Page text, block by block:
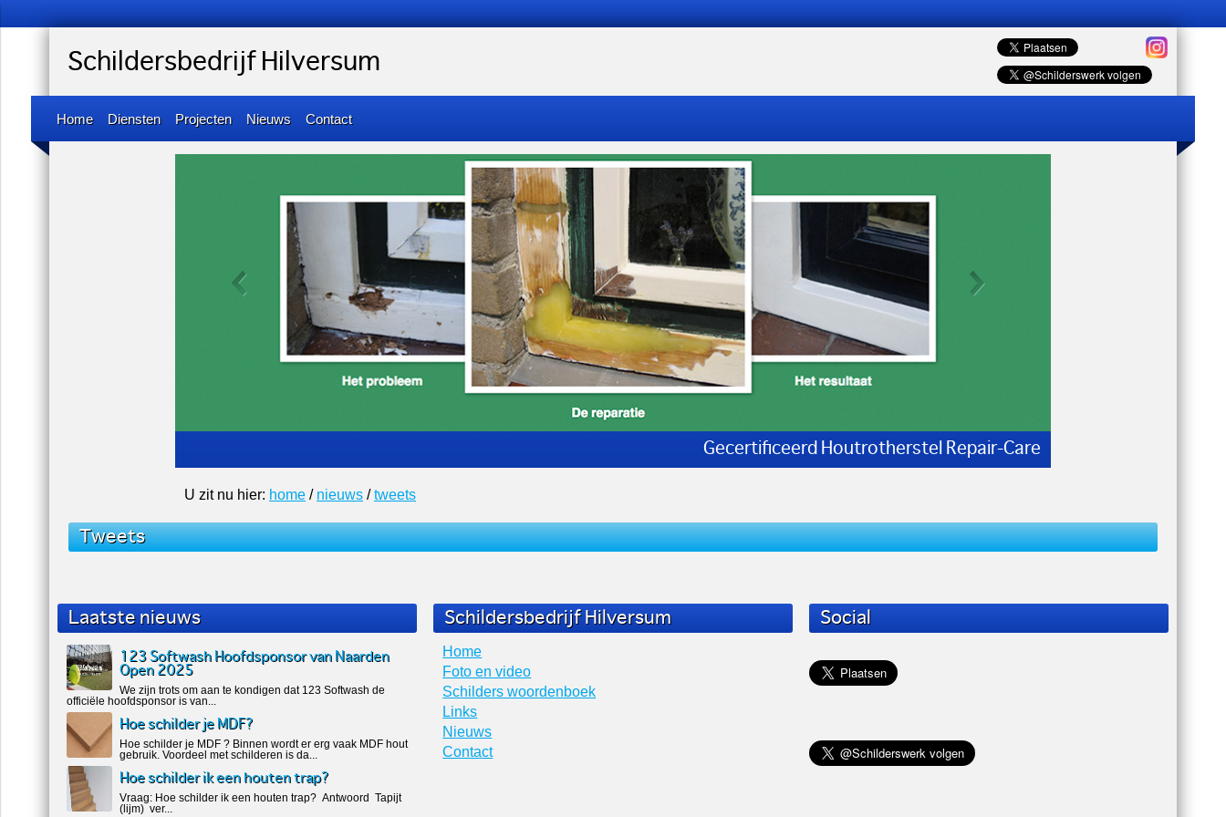
Schildersbedrijf Hilversum
Home Diensten Projecten Nieuws Contact
Gecertificeerd Houtrotherstel Repair-Care
U zit nu hier: home / nieuws /tweets
Tweets
Laatste nieuws
123 Softwash Hoofdsponsor van Naarden
Open 2025
We zijn trots om aan te kondigen dat 123 Softwash de
officiële hoofdsponsor is van...
Hoe schilder je MDF?
Hoe schilder je MDF ? Binnen wordt er erg vaak MDF hout
gebruik. Voordeel met schilderen is da...
Hoe schilder ik een houten trap?
Vraag: Hoe schilder ik een houten trap? Antwoord Tapijt
(lijm) ver...
Schildersbedrijf Hilversum
Home
Foto en video
Schilders woordenboek
Links
Nieuws
Contact
Social